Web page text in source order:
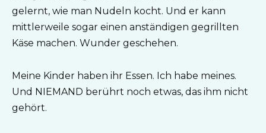
gelernt, wie man Nudeln kocht. Und er kann
mittlerweile sogar einen anständigen gegrillten
Käse machen. Wunder geschehen.
Meine Kinder haben ihr Essen. Ich habe meines.
Und NIEMAND berührt noch etwas, das ihm nicht
gehört.